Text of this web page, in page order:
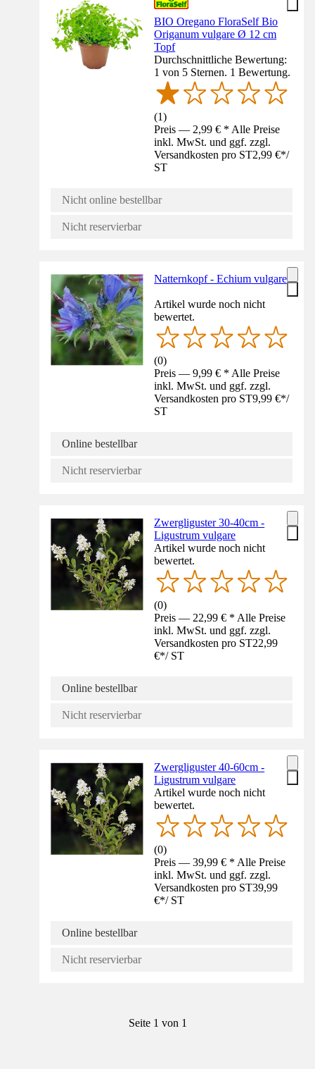
BIO Oregano FloraSelf Bio
Origanum vulgare Ø 12 cm
Topf
Durchschnittliche Bewertung:
1 von 5 Sternen. 1 Bewertung.
(1)
Preis — 2,99 € * Alle Preise
inkl. MwSt. und ggf. zzgl.
Versandkosten pro ST2,99 €*/
ST
Nicht online bestellbar
Nicht reservierbar
Natternkopf - Echium vulgare
Artikel wurde noch nicht
bewertet.
(0)
Preis — 9,99 € * Alle Preise
inkl. MwSt. und ggf. zzgl.
Versandkosten pro ST9,99 €*/
ST
Online bestellbar
Nicht reservierbar
Zwergliguster 30-40cm -
Ligustrum vulgare
Artikel wurde noch nicht
bewertet.
(0)
Preis — 22,99 € * Alle Preise
inkl. MwSt. und ggf. zzgl.
Versandkosten pro ST22,99
€*/ ST
Online bestellbar
Nicht reservierbar
Zwergliguster 40-60cm -
Ligustrum vulgare
Artikel wurde noch nicht
bewertet.
(0)
Preis — 39,99 € * Alle Preise
inkl. MwSt. und ggf. zzgl.
Versandkosten pro ST39,99
€*/ ST
Online bestellbar
Nicht reservierbar
Seite 1 von 1